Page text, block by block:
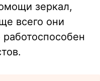
зеркал,
всего они